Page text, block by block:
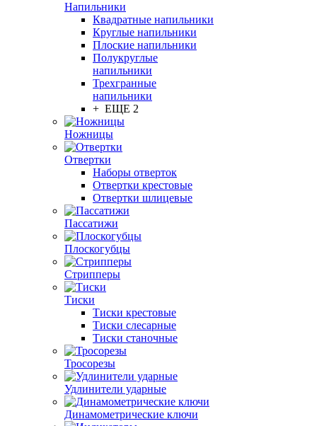
Напильники
Квадратные напильники
Круглые напильники
Плоские напильники
Полукруглые
напильники
Трехгранные
напильники
+ ЕЩЕ 2
Ножницы
Отвертки
Наборы отверток
Отвертки крестовые
Отвертки шлицевые
Пассатижи
Плоскогубцы
Стрипперы
Тиски
Тиски крестовые
Тиски слесарные
Тиски станочные
Тросорезы
Удлинители ударные
Динамометрические ключи